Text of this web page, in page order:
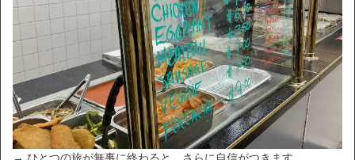
→ ひとつの旅が無事に終わると、さらに自信がつきます。